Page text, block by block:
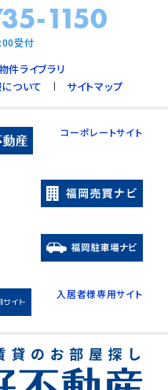
1150
受付
件ライブラリ
ついて サイトマップ
コーポレートサイト
入居者様専用サイト